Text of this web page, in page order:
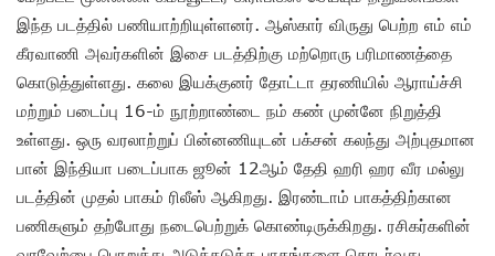
இந்த படத்தில் பணியாற்றியுள்ளனர். ஆஸ்கார் விருது பெற்ற எம் எம்
கீரவாணி அவர்களின் இசை படத்திற்கு மற்றொரு பரிமாணத்தை
கொடுத்துள்ளது. கலை இயக்குனர் தோட்டா தரணியில் ஆராய்ச்சி
மற்றும் படைப்பு 16-ம் நூற்றாண்டை நம் கண் முன்னே நிறுத்தி
உள்ளது. ஒரு வரலாற்றுப் பின்னணியுடன் பக்சன் கலந்து அற்புதமான
பான் இந்தியா படைப்பாக ஜூன் 12ஆம் தேதி ஹரி ஹர வீர மல்லு
படத்தின் முதல் பாகம் ரிலீஸ் ஆகிறது. இரண்டாம் பாகத்திற்கான
பணிகளும் தற்போது நடைபெற்றுக் கொண்டிருக்கிறது. ரசிகர்களின்